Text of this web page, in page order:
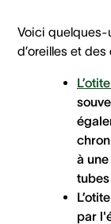
Voici quelques-
d’oreilles et
à
par